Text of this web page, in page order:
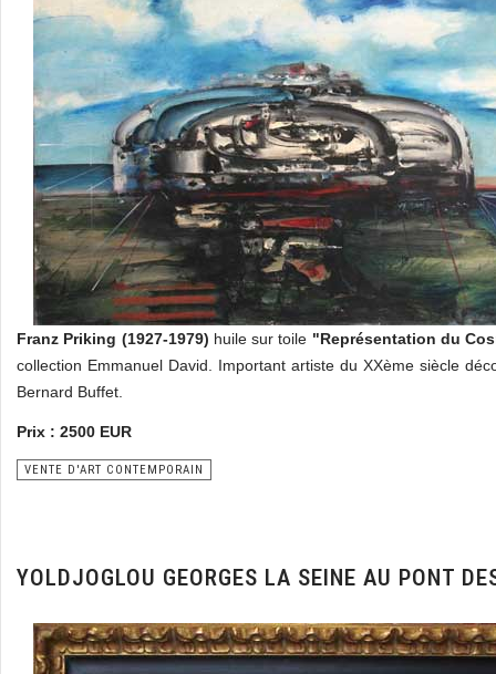
Franz Priking (1927-1979) huile sur toile "Représentation du
collection Emmanuel David. Important artiste du XXème siècle
Bernard Buffet.
Prix : 2500 EUR
VENTE D'ART CONTEMPORAIN
YOLDJOGLOU GEORGES LA SEINE AU PONT